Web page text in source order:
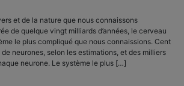
et de la nature que nous connaissons
de quelque vingt milliards d’années, le cerveau
le plus compliqué que nous connaissions. Cent
neurones, selon les estimations, et des milliers
neurone. Le système le plus […]